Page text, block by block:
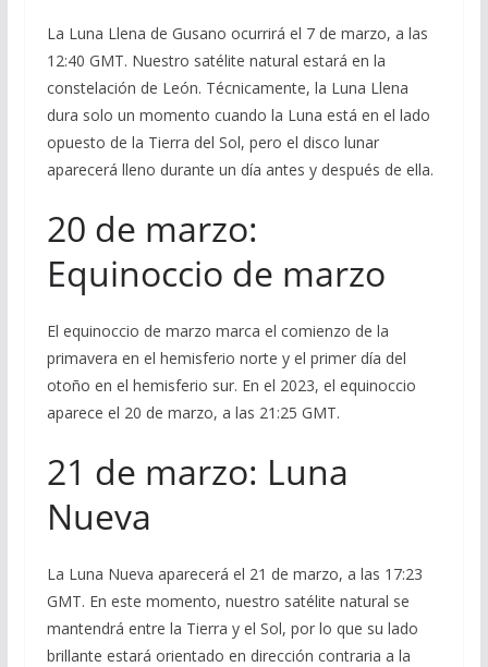
La Luna Llena de Gusano ocurrirá el 7 de marzo, a las
12:40 GMT. Nuestro satélite natural estará en la
constelación de León. Técnicamente, la Luna Llena
dura solo un momento cuando la Luna está en el lado
opuesto de la Tierra del Sol, pero el disco lunar
aparecerá lleno durante un día antes y después de ella.
20 de marzo:
Equinoccio de marzo
El equinoccio de marzo marca el comienzo de la
primavera en el hemisferio norte y el primer día del
otoño en el hemisferio sur. En el 2023, el equinoccio
aparece el 20 de marzo, a las 21:25 GMT.
21 de marzo: Luna
Nueva
La Luna Nueva aparecerá el 21 de marzo, a las 17:23
GMT. En este momento, nuestro satélite natural se
mantendrá entre la Tierra y el Sol, por lo que su lado
brillante estará orientado en dirección contraria a la